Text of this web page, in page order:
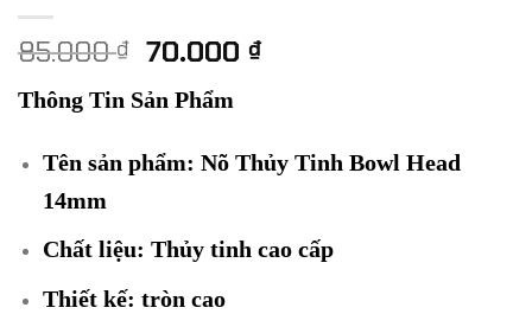
85.000₫ Giá
là:
70.000 ₫Giá
70.000 ₫.
Thông Tin Sản Phẩm
Tên sản phẩm: Nõ Thủy Tinh Bowl Head
14mm
Chất liệu: Thủy tinh cao cấp
Thiết kế: tròn cao